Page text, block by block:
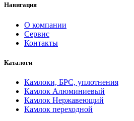
Навигация
О компании
Сервис
Контакты
Каталоги
Камлоки, БРС, уплотнения
Камлок Алюминиевый
Камлок Нержавеющий
Камлок переходной